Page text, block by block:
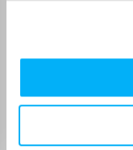
Kokie Canyon
Vilniuje ir
produktai šiuo
Kiek prekių yra
darbo dieną
asortimente ir